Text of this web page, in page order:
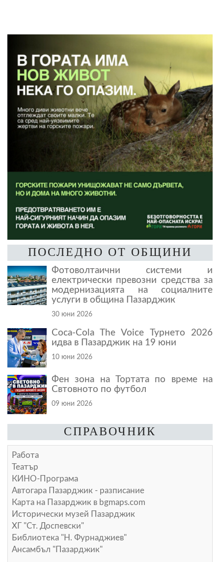
ПОСЛЕДНО ОТ ОБЩИНИ
Фотоволтаични системи и
електрически превозни средства за
модернизацията на социалните
услуги в община Пазарджик
30 юни 2026
Coca-Cola The Voice Турнето 2026
идва в Пазарджик на 19 юни
10 юни 2026
Фен зона на Тортата по време на
Свтовното по футбол
09 юни 2026
СПРАВОЧНИК
Работа
Театър
КИНО-Програма
Автогара Пазарджик - разписание
Карта на Пазарджик в bgmaps.com
Исторически музей Пазарджик
ХГ "Ст. Доспевски"
Библиотека "Н. Фурнаджиев"
Ансамбъл "Пазарджик"